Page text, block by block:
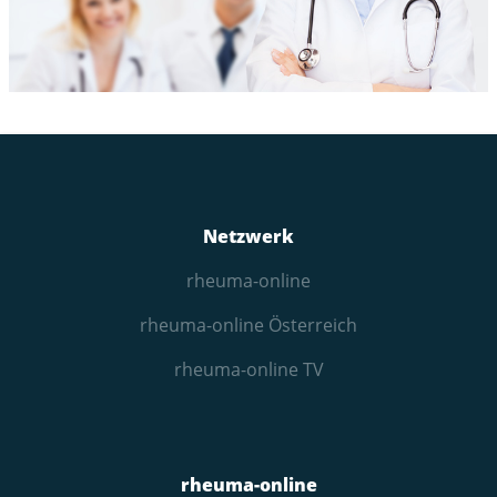
Netzwerk
rheuma-online
rheuma-online Österreich
rheuma-online TV
rheuma-online